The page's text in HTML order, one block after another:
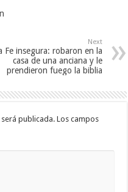
Next
Fe insegura: robaron en la
casa de una anciana y le
prendieron fuego la biblia
publicada. Los campos